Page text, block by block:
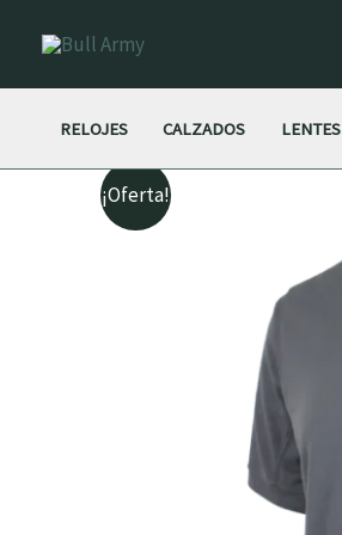
contenido
RELOJES CALZADOS LENTES
¡Oferta!